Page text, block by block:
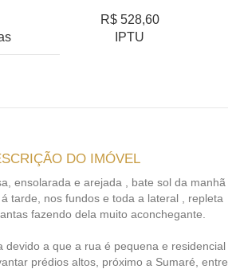
R$ 528,60
IPTU
DO IMÓVEL
ensolarada e arejada , bate sol da manhã
tarde, nos fundos e toda a lateral , repleta
fazendo dela muito aconchegante.
devido a que a rua é pequena e residencial
prédios altos, próximo a Sumaré, entre